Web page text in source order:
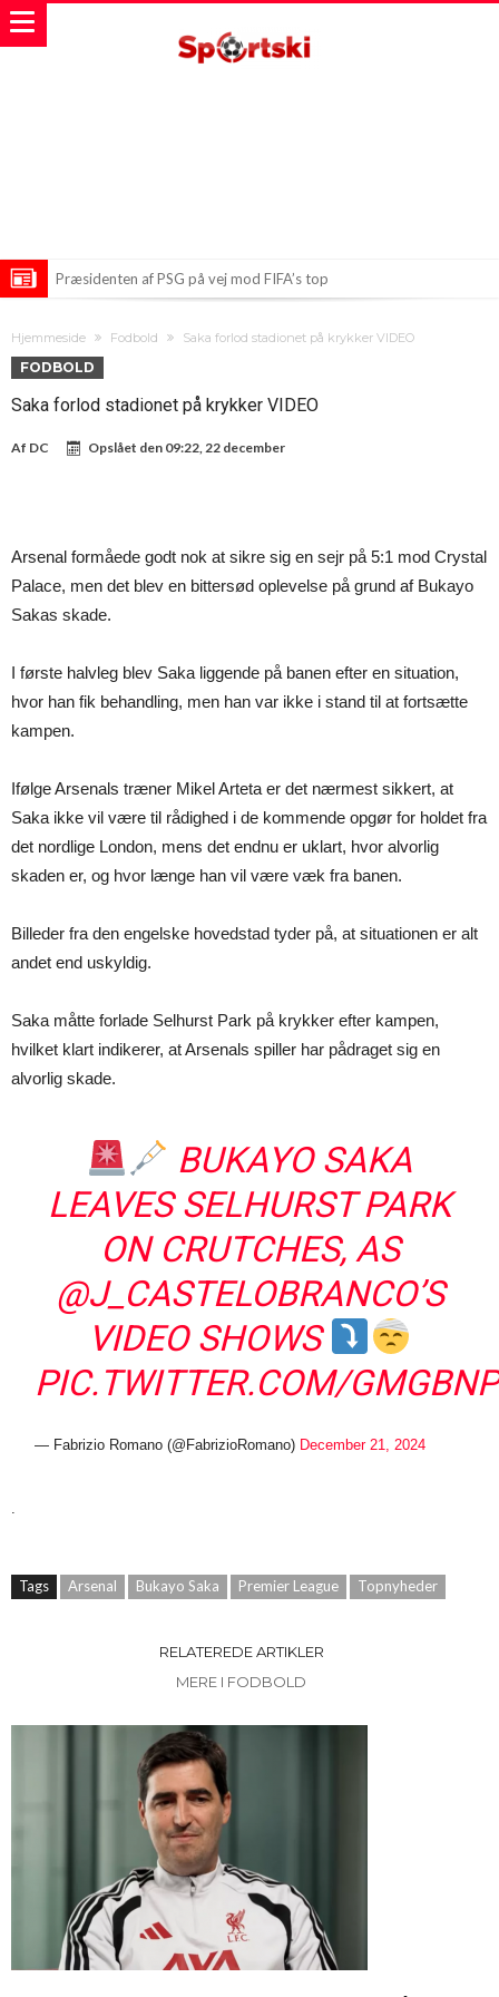
Præsidenten af PSG på vej mod FIFA’s top
Depay på vej mod vilde forhandlinger i Brasilien
Hjemmeside Fodbold Saka forlod stadionet på krykker VIDEO
FODBOLD
Saka forlod stadionet på krykker VIDEO
Af DC Opslået den 09:22, 22 december
Arsenal formåede godt nok at sikre sig en sejr på 5:1 mod Crystal
Palace, men det blev en bittersød oplevelse på grund af Bukayo
Sakas skade.
I første halvleg blev Saka liggende på banen efter en situation,
hvor han fik behandling, men han var ikke i stand til at fortsætte
kampen.
Ifølge Arsenals træner Mikel Arteta er det nærmest sikkert, at
Saka ikke vil være til rådighed i de kommende opgør for holdet fra
det nordlige London, mens det endnu er uklart, hvor alvorlig
skaden er, og hvor længe han vil være væk fra banen.
Billeder fra den engelske hovedstad tyder på, at situationen er alt
andet end uskyldig.
Saka måtte forlade Selhurst Park på krykker efter kampen,
hvilket klart indikerer, at Arsenals spiller har pådraget sig en
alvorlig skade.
BUKAYO SAKA
LEAVES SELHURST PARK
ON CRUTCHES, AS
@J_CASTELOBRANCO’S
VIDEO SHOWS
PIC.TWITTER.COM/
— Fabrizio Romano (@FabrizioRomano) December 21, 2024
.
Tags Arsenal Bukayo Saka Premier League Topnyheder
RELATEREDE ARTIKLER
MERE I FODBOLD